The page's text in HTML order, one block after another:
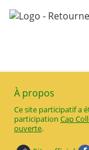
À propos
Ce site participatif a
participation Cap
ouverte.